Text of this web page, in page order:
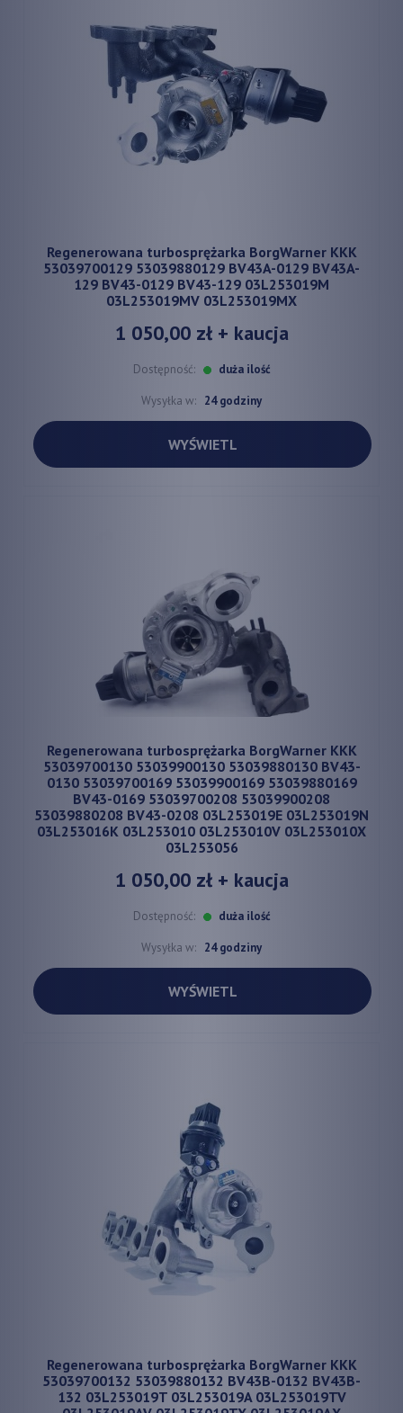
Regenerowana turbosprężarka BorgWarner KKK
53039700129 53039880129 BV43A-0129 BV43A-
129 BV43-0129 BV43-129 03L253019M
03L253019MV 03L253019MX
1 050,00 zł+ kaucja
Dostępność: duża ilość
Wysyłka w: 24 godziny
WYŚWIETL
Regenerowana turbosprężarka BorgWarner KKK
53039700130 53039900130 53039880130 BV43-
0130 53039700169 53039900169 53039880169
BV43-0169 53039700208 53039900208
53039880208 BV43-0208 03L253019E 03L253019N
03L253016K 03L253010 03L253010V 03L253010X
03L253056
1 050,00 zł+ kaucja
Dostępność: duża ilość
Wysyłka w: 24 godziny
WYŚWIETL
Regenerowana turbosprężarka BorgWarner KKK
53039700132 53039880132 BV43B-0132 BV43B-
132 03L253019T 03L253019A 03L253019TV